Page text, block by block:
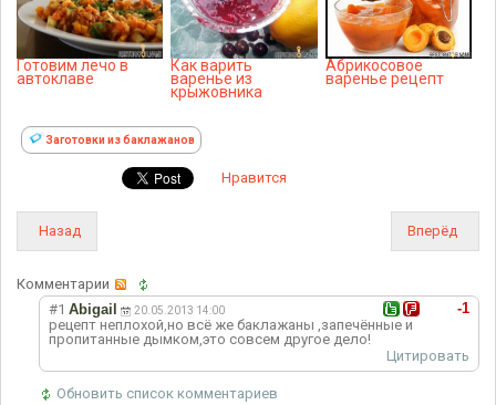
Готовим лечо в
автоклаве
Как варить
варенье из
крыжовника
Абрикосовое
варенье рецепт
Заготовки из баклажанов
Нравится
Назад Вперёд
Комментарии
-1
#1 Abigail 20.05.2013 14:00
рецепт неплохой,но всё же баклажаны ,запечённые и
пропитанные дымком,это совсем другое дело!
Цитировать
Обновить список комментариев